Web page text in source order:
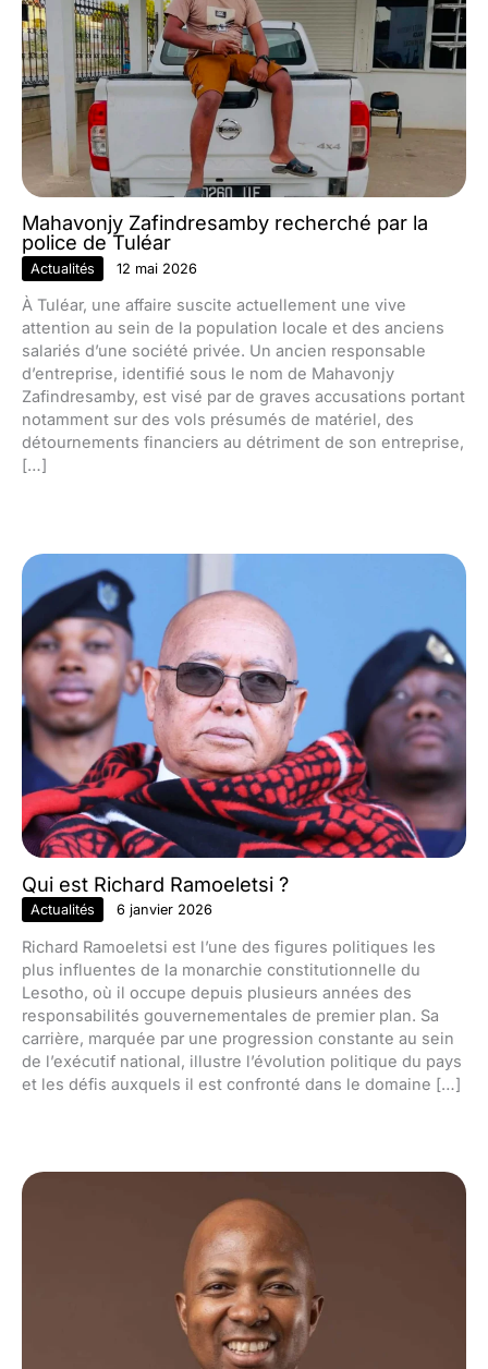
Mahavonjy Zafindresamby recherché par la
police de Tuléar
Actualités 12 mai 2026
À Tuléar, une affaire suscite actuellement une vive
attention au sein de la population locale et des anciens
salariés d’une société privée. Un ancien responsable
d’entreprise, identifié sous le nom de Mahavonjy
Zafindresamby, est visé par de graves accusations portant
notamment sur des vols présumés de matériel, des
détournements financiers au détriment de son entreprise,
[…]
Qui est Richard Ramoeletsi ?
Actualités 6 janvier 2026
Richard Ramoeletsi est l’une des figures politiques les
plus influentes de la monarchie constitutionnelle du
Lesotho, où il occupe depuis plusieurs années des
responsabilités gouvernementales de premier plan. Sa
carrière, marquée par une progression constante au sein
de l’exécutif national, illustre l’évolution politique du pays
et les défis auxquels il est confronté dans le domaine […]